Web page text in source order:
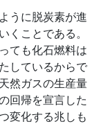
うに脱炭素が進
くことである。
ても化石燃料は
しているからで
然ガスの生産量
回帰を宣言した
変化する兆しも